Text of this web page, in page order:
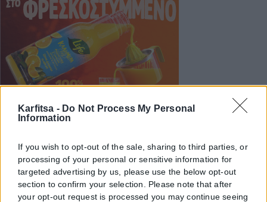
Karfitsa - Do Not Process My Personal
Information
If you wish to opt-out of the sale, sharing to third parties, or
processing of your personal or sensitive information for
targeted advertising by us, please use the below opt-out
section to confirm your selection. Please note that after
your opt-out request is processed you may continue seeing